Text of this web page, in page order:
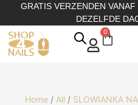
GRATIS VERZENDEN
DEZELFDE
0
Home / All / SLOWIANKA